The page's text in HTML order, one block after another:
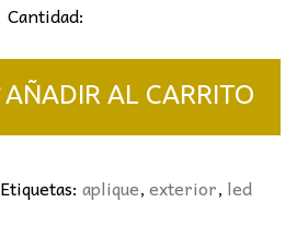
Cantidad:
AÑADIR AL CARRITO
Etiquetas: aplique,exterior, led